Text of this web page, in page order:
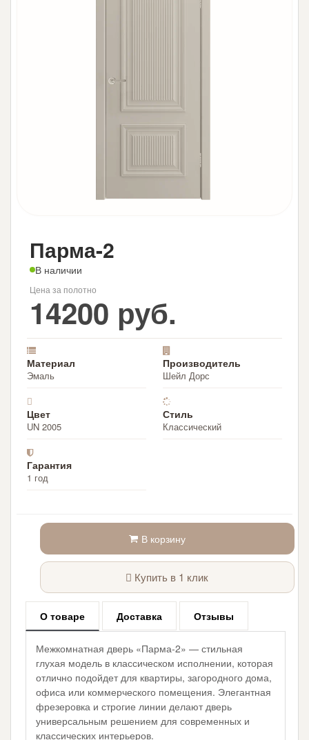
Парма-2
В наличии
Цена за полотно
14200 руб.
Материал
Эмаль
Производитель
Шейл Дорс
Цвет
UN 2005
Стиль
Классический
Гарантия
1 год
В корзину
Купить в 1 клик
О товаре Доставка Отзывы
Межкомнатная дверь «Парма-2» — стильная
глухая модель в классическом исполнении, которая
отлично подойдет для квартиры, загородного дома,
офиса или коммерческого помещения. Элегантная
фрезеровка и строгие линии делают дверь
универсальным решением для современных и
классических интерьеров.